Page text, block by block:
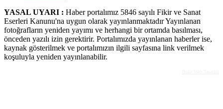
YASAL UYARI : Haber portalımız 5846 sayılı Fikir ve Sanat
Eserleri Kanunu'na uygun olarak yayınlanmaktadır Yayınlanan
fotoğrafların yeniden yayımı ve herhangi bir ortamda basılması,
önceden yazılı izin gerektirir. Portalımızda yayınlanan haberler ise,
kaynak gösterilmek ve portalımızın ilgili sayfasına link verilmek
koşuluyla yeniden yayınlanabilir.